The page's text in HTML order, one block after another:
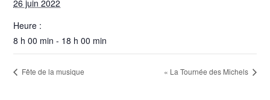
26 juin 2022
Heure :
8 h 00 min - 18 h 00 min
Fête de la musique « La Tournée des Michels